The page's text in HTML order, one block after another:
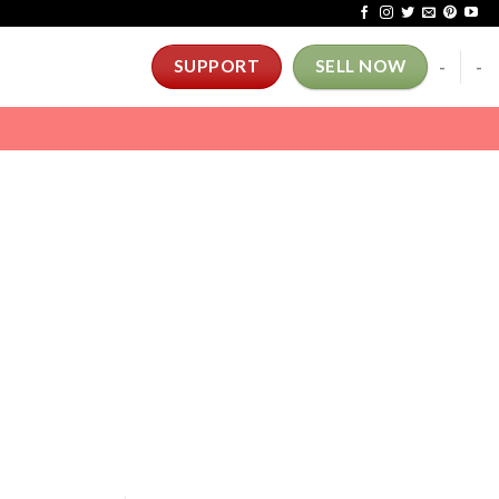
SUPPORT SELL NOW - -